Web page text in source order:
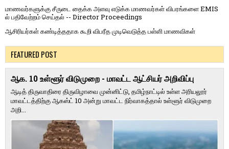
மாணவர்களுக்கு சீருடை தைக்க அளவு எடுக்க மாணவர்கள் விபரங்களை EMIS
ல் பதிவேற்றம் செய்தல் -- Director Proceedings
ஆசிரியர்கள் கண்டித்ததாக கூறி விபரீத முடிவெடுத்த பள்ளி மாணவிகள்
FEATURED POST
ஆக. 10 உள்ளூர் விடுமுறை - மாவட்ட ஆட்சியர் அறிவிப்பு
ஆடித் திருவாதிரை திருவிழாவை முன்னிட்டு, தமிழ்நாட்டில் உள்ள அரியலூர்
மாவட்டத்திற்கு ஆகஸ்ட் 10 அன்று மாவட்ட நிர்வாகத்தால் உள்ளூர் விடுமுறை
அறி...